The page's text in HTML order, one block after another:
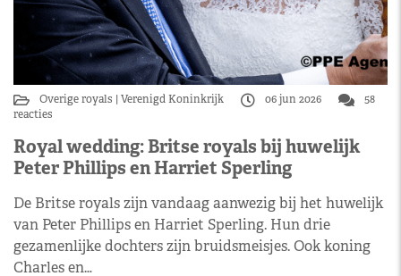
Overige royals Verenigd Koninkrijk 06 jun 2026
58
reacties
Royal wedding: Britse royals bij huwelijk
Peter Phillips en Harriet Sperling
De Britse royals zijn vandaag aanwezig bij het huwelijk
van Peter Phillips en Harriet Sperling. Hun drie
gezamenlijke dochters zijn bruidsmeisjes. Ook koning
Charles en…